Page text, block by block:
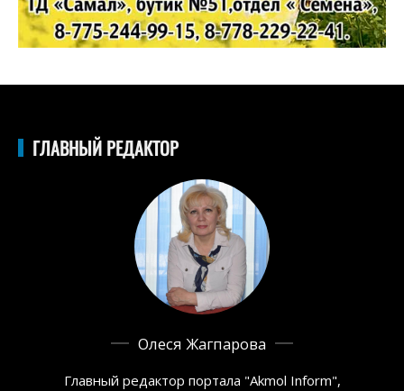
ГЛАВНЫЙ РЕДАКТОР
Олеся Жагпарова
Главный редактор портала "Akmol Inform",